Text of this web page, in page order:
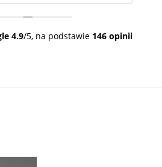
4.9/5, na podstawie 146 opinii